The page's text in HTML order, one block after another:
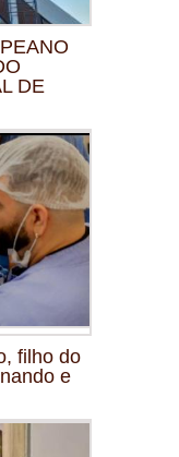
DE
filho do
e